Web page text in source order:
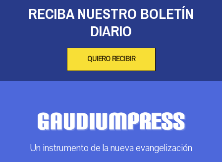
RECIBA NUESTRO BOLETÍN
DIARIO
QUIERO RECIBIR
Un instrumento de la nueva evangelización